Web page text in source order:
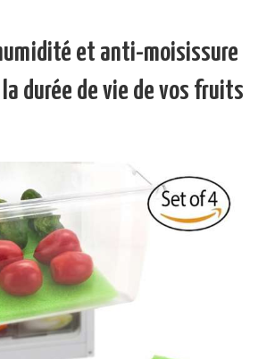
et anti-moisissure
durée de vie de vos fruits